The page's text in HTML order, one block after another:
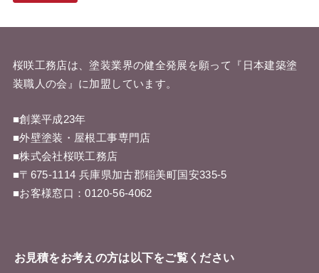
桜咲工務店は、塗装業界の健全発展を願って『 日本建築塗
装職人の会 』に加盟しています。
■創業平成23年
■外壁塗装・屋根工事専門店
■株式会社桜咲工務店
■〒675-1114 兵庫県加古郡稲美町国安335-5
■お客様窓口：0120-56-4062
お見積をお考えの方は以下をご覧ください